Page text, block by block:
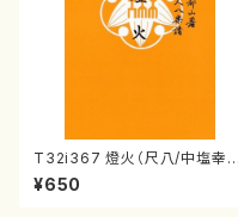
T32i367 燈火（尺八/中塩幸
祐/楽譜）都山流公刊楽譜曲番:2
072
¥650